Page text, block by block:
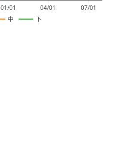
01/01 04/01 07/01
中 下